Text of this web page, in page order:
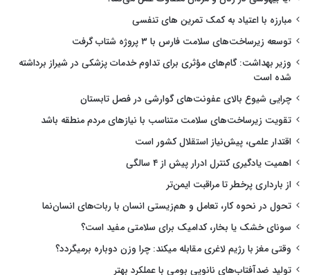
مبارزه با اعتیاد به کمک تمرین های تنفسی
توسعه زیرساخت‌های سلامت فارس با ۳ پروژه شتاب گرفت
وزیر بهداشت: گام‌های مؤثری برای تداوم خدمات پزشکی در شیراز برداشته
شده است
چرایی شیوع بالای عفونت‌های گوارشی در فصل تابستان
تقویت زیرساخت‌های سلامت متناسب با نیازهای مردم منطقه باشد
اقتدار علمی، پیش‌نیاز استقلال کشور است
اهمیت یادگیری کنترل ادرار پیش از ۴ سالگی
از بارداری پرخطر تا مراقبت ایمن‌تر
تحول در نحوه کار، تعامل و هم‌زیستی انسان با ربات‌های انسان‌نما
سونای خشک یا بخار، کدامیک برای سلامتی مفید است؟
وقتی مغز با رژیم لاغری مقابله میکند: چرا وزن دوباره برمیگردد؟
تولید ضدآفتاب‌های نانویی بومی با عملکرد بهتر